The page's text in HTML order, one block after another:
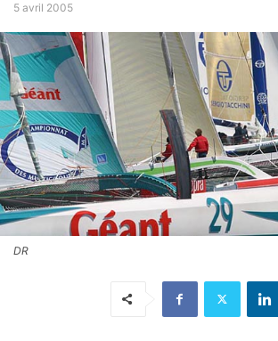
5 avril 2005
DR